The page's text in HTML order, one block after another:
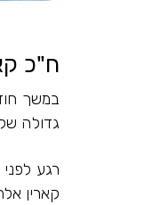
ח"כ
במשך
גדולה
רגע
קארין